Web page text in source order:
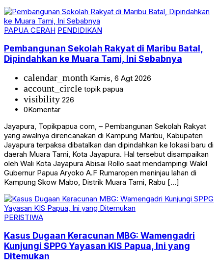
PAPUA CERAH PENDIDIKAN
Pembangunan Sekolah Rakyat di Maribu Batal,
Dipindahkan ke Muara Tami, Ini Sebabnya
calendar_month Kamis, 6 Agt 2026
account_circle topik papua
visibility 226
0Komentar
Jayapura, Topikpapua com, – Pembangunan Sekolah Rakyat
yang awalnya direncanakan di Kampung Maribu, Kabupaten
Jayapura terpaksa dibatalkan dan dipindahkan ke lokasi baru di
daerah Muara Tami, Kota Jayapura. Hal tersebut disampaikan
oleh Wali Kota Jayapura Abisai Rollo saat mendampingi Wakil
Gubernur Papua Aryoko A.F Rumaropen meninjau lahan di
Kampung Skow Mabo, Distrik Muara Tami, Rabu […]
PERISTIWA
Kasus Dugaan Keracunan MBG: Wamengadri
Kunjungi SPPG Yayasan KIS Papua, Ini yang
Ditemukan